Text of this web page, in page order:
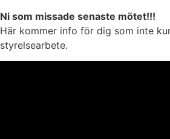
Ni som missade senaste mötet!!!
Här kommer info för dig som inte
styrelsearbete.